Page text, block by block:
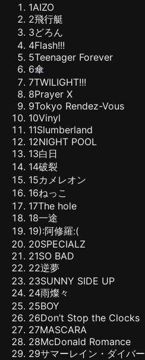
1AIZO
2飛行艇
3どろん
4Flash!!!
5Teenager Forever
6傘
7TWILIGHT!!!
8Prayer X
9Tokyo Rendez-Vous
10Vinyl
11Slumberland
12NIGHT POOL
13白日
14破裂
15カメレオン
16ねっこ
17The hole
18一途
19):阿修羅:(
20SPECIALZ
21SO BAD
22逆夢
23SUNNY SIDE UP
24雨燦々
25BOY
26Don’t Stop the Clocks
27MASCARA
28McDonald Romance
29サマーレイン・ダイバー